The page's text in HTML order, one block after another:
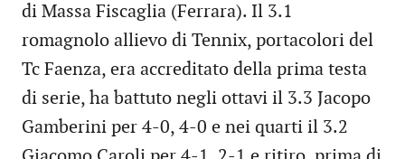
di Massa Fiscaglia (Ferrara). Il 3.1
romagnolo allievo di Tennix, portacolori del
Tc Faenza, era accreditato della prima testa
di serie, ha battuto negli ottavi il 3.3 Jacopo
Gamberini per 4-0, 4-0 e nei quarti il 3.2